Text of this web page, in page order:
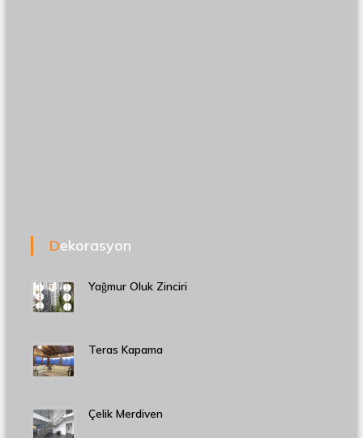
Dekorasyon
Yağmur Oluk Zinciri
Teras Kapama
Çelik Merdiven